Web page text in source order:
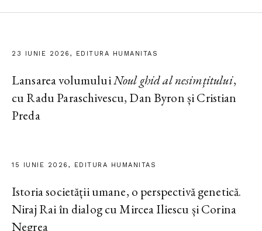
23 IUNIE 2026, EDITURA HUMANITAS
Lansarea volumuluiNoul ghid al nesimțitului,
cu Radu Paraschivescu, Dan Byron și Cristian
Preda
15 IUNIE 2026, EDITURA HUMANITAS
Istoria societății umane, o perspectivă genetică.
Niraj Rai în dialog cu Mircea Iliescu și Corina
Negrea